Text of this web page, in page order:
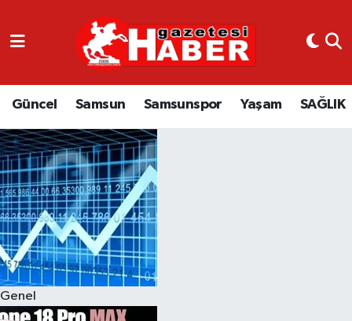
Güncel Samsun Samsunspor Yaşam SAĞLIK
Genel
GÜNCEL
SAMSUN
SAMSUNSPOR
EKONOMİ
YAŞAM